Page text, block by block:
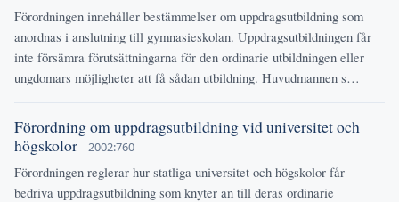
Förordningen innehåller bestämmelser om uppdragsutbildning som
anordnas i anslutning till gymnasieskolan. Uppdragsutbildningen får
inte försämra förutsättningarna för den ordinarie utbildningen eller
ungdomars möjligheter att få sådan utbildning. Huvudmannen s…
Förordning om uppdragsutbildning vid universitet och
högskolor
2002:760
Förordningen reglerar hur statliga universitet och högskolor får
bedriva uppdragsutbildning som knyter an till deras ordinarie